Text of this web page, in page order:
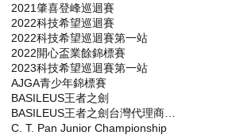
2021肇喜登峰巡迴賽
2022科技希望巡迴賽
2022科技希望巡迴賽第一站
2022開心盃業餘錦標賽
2023科技希望巡迴賽第一站
AJGA青少年錦標賽
BASILEUS王者之劍
C. T. Pan Junior Championship